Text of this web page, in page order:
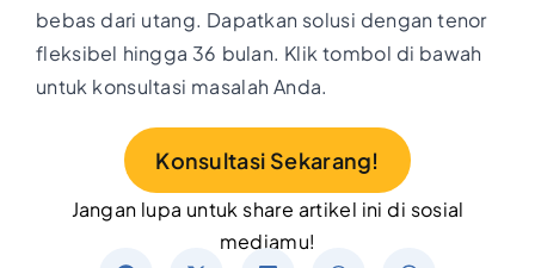
bebas dari utang. Dapatkan solusi dengan tenor
fleksibel hingga 36 bulan. Klik tombol di bawah
untuk konsultasi masalah Anda.
Konsultasi Sekarang!
Jangan lupa untuk share artikel ini di sosial
mediamu!